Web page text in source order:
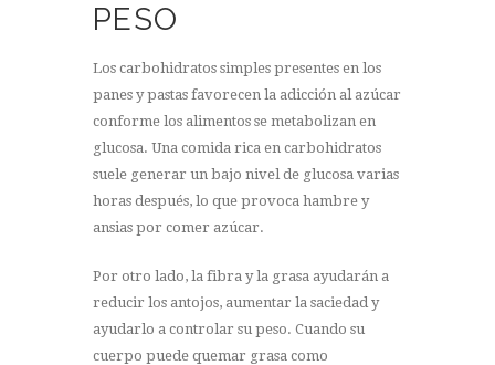
PESO
Los carbohidratos simples presentes en los
panes y pastas favorecen la adicción al azúcar
conforme los alimentos se metabolizan en
glucosa. Una comida rica en carbohidratos
suele generar un bajo nivel de glucosa varias
horas después, lo que provoca hambre y
ansias por comer azúcar.
Por otro lado, la fibra y la grasa ayudarán a
reducir los antojos, aumentar la saciedad y
ayudarlo a controlar su peso. Cuando su
cuerpo puede quemar grasa como